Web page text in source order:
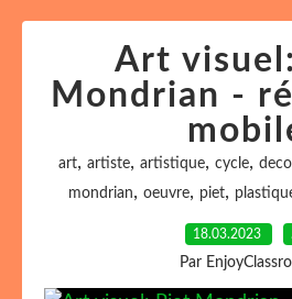
Art
Mondrian -
art, artiste, artistique, cycle,
mondrian, oeuvre, piet,
18.03.2023
Par